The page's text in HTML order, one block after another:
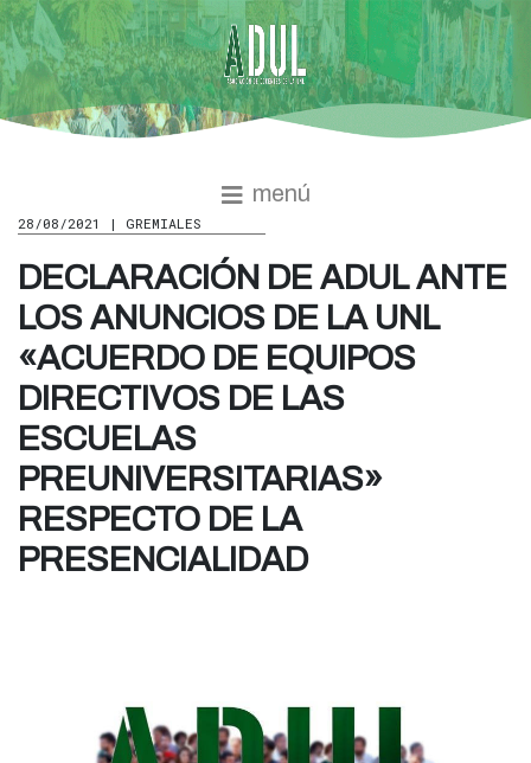
menú
28/08/2021 | GREMIALES
DECLARACIÓN DE ADUL ANTE
LOS ANUNCIOS DE LA UNL
«ACUERDO DE EQUIPOS
DIRECTIVOS DE LAS
ESCUELAS
PREUNIVERSITARIAS»
RESPECTO DE LA
PRESENCIALIDAD